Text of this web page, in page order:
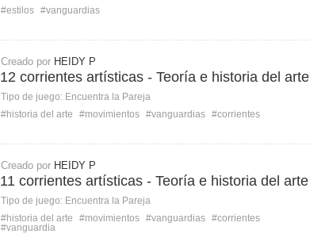
#estilos #vanguardias
Creado por HEIDY P
12 corrientes artísticas - Teoría e historia del arte
Tipo de juego: Encuentra la Pareja
#historia del arte
#movimientos #vanguardias #corrientes
Creado por HEIDY P
11 corrientes artísticas - Teoría e historia del arte
Tipo de juego: Encuentra la Pareja
#historia del arte
#movimientos #vanguardias #corrientes
#vanguardia